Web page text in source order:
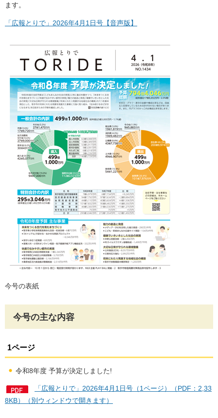
ます。
「広報とりで」2026年4月1日号【音声版】
今号の表紙
今号の主な内容
1ページ
令和8年度 予算が決定しました!
「広報とりで」2026年4月1日号（1ページ）（PDF：2,33
8KB）（別ウィンドウで開きます）